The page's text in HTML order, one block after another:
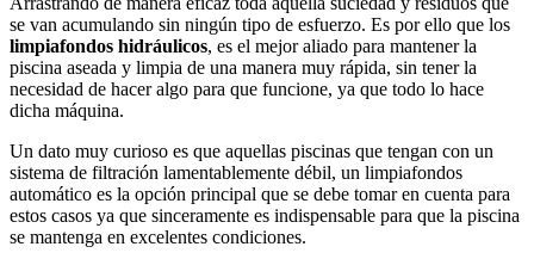
se van acumulando sin ningún tipo de esfuerzo. Es por ello que los
limpiafondos hidráulicos, es el mejor aliado para mantener la
piscina aseada y limpia de una manera muy rápida, sin tener la
necesidad de hacer algo para que funcione, ya que todo lo hace
dicha máquina.
Un dato muy curioso es que aquellas piscinas que tengan con un
sistema de filtración lamentablemente débil, un limpiafondos
automático es la opción principal que se debe tomar en cuenta para
estos casos ya que sinceramente es indispensable para que la piscina
se mantenga en excelentes condiciones.